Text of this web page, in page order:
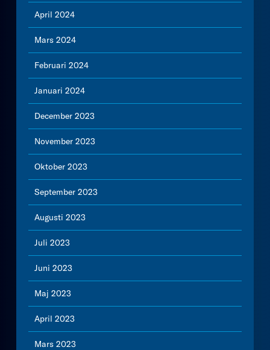
April 2024
Mars 2024
Februari 2024
Januari 2024
December 2023
November 2023
Oktober 2023
September 2023
Augusti 2023
Juli 2023
Juni 2023
Maj 2023
April 2023
Mars 2023